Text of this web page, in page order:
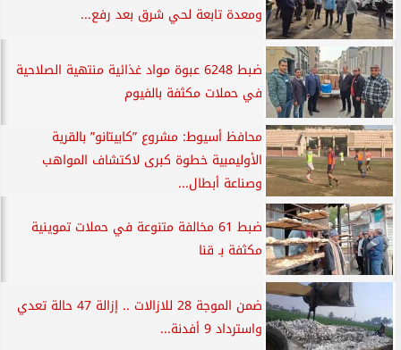
ومعدة تابعة لحي شرق بعد رفع...
ضبط 6248 عبوة مواد غذائية منتهية الصلاحية
في حملات مكثفة بالفيوم
محافظ أسيوط: مشروع ”كابيتانو” بالقرية
الأوليمبية خطوة كبرى لاكتشاف المواهب
وصناعة أبطال...
ضبط 61 مخالفة متنوعة في حملات تموينية
مكثفة بـ قنا
ضمن الموجة 28 للازالات .. إزالة 47 حالة تعدي
واسترداد 9 أفدنة...